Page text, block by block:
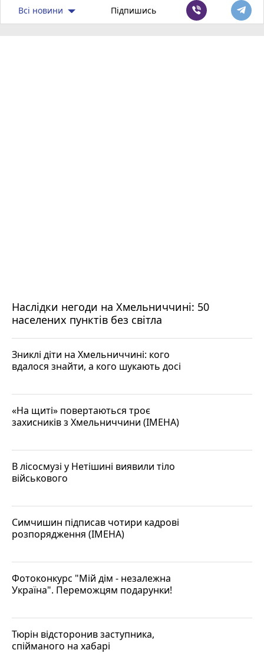
Всі новини Підпишись
Наслідки негоди на Хмельниччині: 50
населених пунктів без світла
Зниклі діти на Хмельниччині: кого
вдалося знайти, а кого шукають досі
«На щиті» повертаються троє
захисників з Хмельниччини (ІМЕНА)
В лісосмузі у Нетішині виявили тіло
військового
Симчишин підписав чотири кадрові
розпорядження (ІМЕНА)
Фотоконкурс "Мій дім - незалежна
Україна". Переможцям подарунки!
Тюрін відсторонив заступника,
спійманого на хабарі